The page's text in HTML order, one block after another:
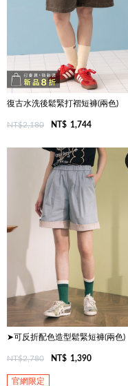
復古水洗後鬆緊打褶短褲(兩色)
NT$2,180 NT$ 1,744
➤可反折配色造型鬆緊短褲(兩色)
NT$2,780 NT$ 1,390
官網限定